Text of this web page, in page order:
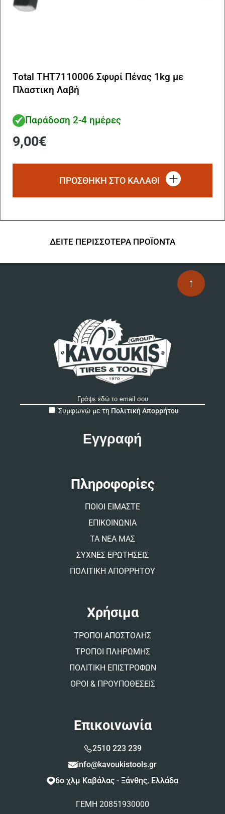
Total THT7110006 Σφυρί Πένας 1kg με
Πλαστικη Λαβή
Παράδοση 2-4 ημέρες
9,00€
ΠΡΟΣΘΗΚΗ ΣΤΟ ΚΑΛΑΘΙ
ΔΕΙΤΕ ΠΕΡΙΣΣΟΤΕΡΑ ΠΡΟΪΟΝΤΑ
↑
Συμφωνώ με τη Πολιτική Απορρήτου
Πληροφορίες
ΠΟΙΟΙ ΕΙΜΑΣΤΕ
ΕΠΙΚΟΙΝΩΝΙΑ
ΤΑ ΝΕΑ ΜΑΣ
ΣΥΧΝΕΣ ΕΡΩΤΗΣΕΙΣ
ΠΟΛΙΤΙΚΗ ΑΠΟΡΡΗΤΟΥ
Χρήσιμα
ΤΡΟΠΟΙ ΑΠΟΣΤΟΛΗΣ
ΤΡΟΠΟΙ ΠΛΗΡΩΜΗΣ
ΠΟΛΙΤΙΚΗ ΕΠΙΣΤΡΟΦΩΝ
ΟΡΟΙ & ΠΡΟΥΠΟΘΕΣΕΙΣ
Επικοινωνία
2510 223 239
info@kavoukistools.gr
6ο χλμ Καβάλας - Ξάνθης, Ελλάδα
ΓΕΜΗ 20851930000